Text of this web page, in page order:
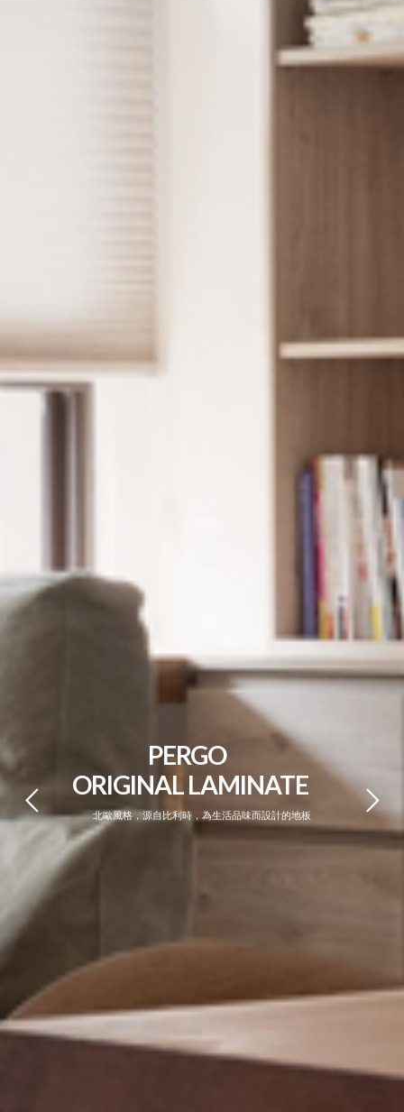
PERGO
ORIGINAL LAMINATE
北歐風格，源自比利時，為生活品味而設計的地板